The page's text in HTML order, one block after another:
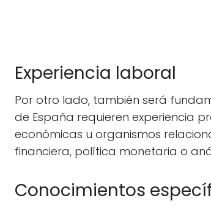
Experiencia laboral
Por otro lado, también será
de España requieren experiencia
económicas u organismos
financiera, política monetaria o
Conocimientos